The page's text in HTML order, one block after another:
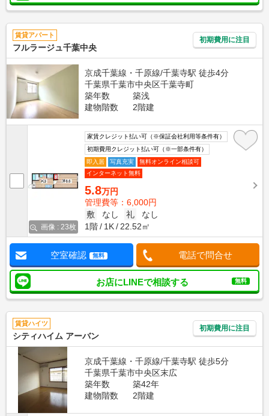
賃貸アパート
フルラージュ千葉中央
初期費用に注目
京成千葉線・千原線/千葉寺駅 徒歩4分
千葉県千葉市中央区千葉寺町
築年数
築浅
建物階数
2階建
画像 : 23枚
家賃クレジット払い可（※保証会社利用等条件有）
初期費用クレジット払い可（※一部条件有）
即入居
写真充実
無料オンライン相談可
インターネット無料
5.8万円
管理費等：6,000円
敷
なし 礼
なし
1階
1K 22.52㎡
空室確認 無料 電話で問合せ
お店にLINEで相談する 無料
賃貸ハイツ
シティハイム アーバン
初期費用に注目
京成千葉線・千原線/千葉寺駅 徒歩5分
千葉県千葉市中央区末広
築年数
築42年
建物階数
2階建